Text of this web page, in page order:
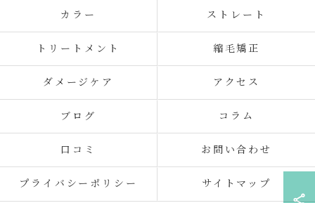
カラー ストレート
トリートメント 縮毛矯正
ダメージケア アクセス
ブログ コラム
口コミ お問い合わせ
プライバシーポリシー サイトマップ